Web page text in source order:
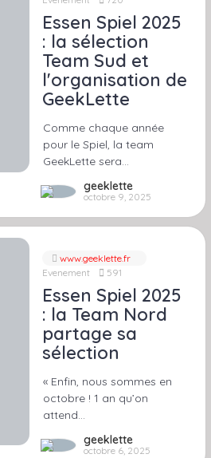
Essen Spiel 2025
: la sélection
Team Sud et
l'organisation de
GeekLette
Comme chaque année
pour le Spiel, la team
GeekLette sera…
geeklette
octobre 9, 2025
www.geeklette.fr
Evenement
591
Essen Spiel 2025
: la Team Nord
partage sa
sélection
« Enfin, nous sommes en
octobre ! 1 an qu’on
attend…
geeklette
octobre 6, 2025